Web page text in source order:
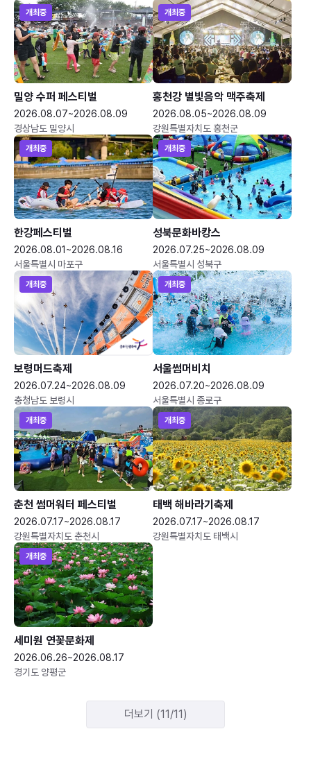
개최중
밀양 수퍼 페스티벌
2026.08.07~2026.08.09
경상남도 밀양시
개최중
홍천강 별빛음악 맥주축제
2026.08.05~2026.08.09
강원특별자치도 홍천군
개최중
한강페스티벌
2026.08.01~2026.08.16
서울특별시 마포구
개최중
성북문화바캉스
2026.07.25~2026.08.09
서울특별시 성북구
개최중
보령머드축제
2026.07.24~2026.08.09
충청남도 보령시
개최중
서울썸머비치
2026.07.20~2026.08.09
서울특별시 종로구
개최중
춘천 썸머워터 페스티벌
2026.07.17~2026.08.17
강원특별자치도 춘천시
개최중
태백 해바라기축제
2026.07.17~2026.08.17
강원특별자치도 태백시
개최중
세미원 연꽃문화제
2026.06.26~2026.08.17
경기도 양평군
더보기 (11/11)